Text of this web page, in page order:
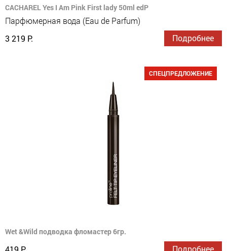
CACHAREL Yes I Am Pink First lady 50ml edP
Парфюмерная вода (Eau de Parfum)
3 219 Р.
Подробнее
СПЕЦПРЕДЛОЖЕНИЕ
Wet &Wild подводка фломастер 6гр.